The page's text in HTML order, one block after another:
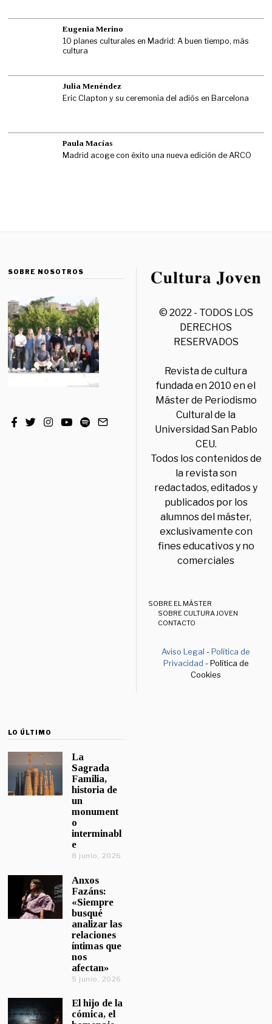
Eugenia Merino
10 planes culturales en Madrid: A buen tiempo, más
cultura
Julia Menéndez
Eric Clapton y su ceremonia del adiós en Barcelona
Paula Macías
Madrid acoge con éxito una nueva edición de ARCO
SOBRE NOSOTROS
© 2022 - TODOS LOS
DERECHOS
RESERVADOS
Revista de cultura
fundada en 2010 en el
Máster de Periodismo
Cultural de la
Universidad San Pablo
CEU.
Todos los contenidos de
la revista son
redactados, editados y
publicados por los
alumnos del máster,
exclusivamente con
fines educativos y no
comerciales
SOBRE EL MÁSTER
SOBRE CULTURA JOVEN
CONTACTO
Aviso Legal -Política de
Privacidad - Política de
Cookies
LO ÚLTIMO
La
Sagrada
Familia,
historia de
un
monument
o
interminabl
e
8 junio, 2026
Anxos
Fazáns:
«Siempre
busqué
analizar las
relaciones
íntimas que
nos
afectan»
5 junio, 2026
El hijo de la
cómica, el